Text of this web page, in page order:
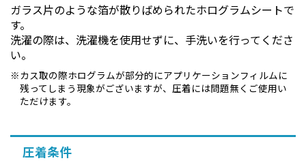
ガラス片のような箔が散りばめられたホログラムシートで
す。
洗濯の際は、洗濯機を使用せずに、手洗いを行ってくださ
い。
カス取の際ホログラムが部分的にアプリケーションフィルムに
残ってしまう現象がございますが、圧着には問題無くご使用い
ただけます。
圧着条件